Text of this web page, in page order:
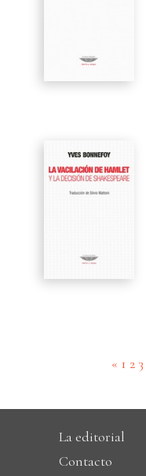
« 1 2 3
La editorial
Contacto